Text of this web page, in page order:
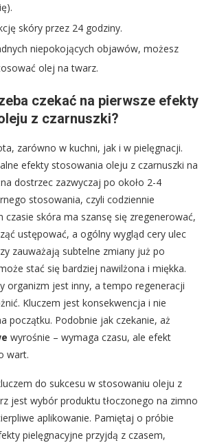
skóry przez 24 godziny.
niepokojących objawów, możesz
olej na twarz.
czekać na pierwsze efekty
z czarnuszki?
zarówno w kuchni, jak i w pielęgnacji.
efekty stosowania oleju z czarnuszki na
dostrzec zazwyczaj po około 2-4
stosowania, czyli codziennie
czasie skóra ma szansę się zregenerować,
ustępować, a ogólny wygląd cery ulec
zauważają subtelne zmiany już po
stać się bardziej nawilżona i miękka.
organizm jest inny, a tempo regeneracji
Kluczem jest konsekwencja i nie
początku. Podobnie jak czekanie, aż
wyrośnie – wymaga czasu, ale efekt
wart.
do sukcesu w stosowaniu oleju z
jest wybór produktu tłoczonego na zimno
aplikowanie. Pamiętaj o próbie
pielęgnacyjne przyjdą z czasem,